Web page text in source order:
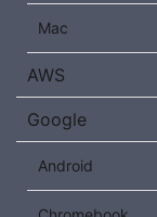
Mac
AWS
Google
Android